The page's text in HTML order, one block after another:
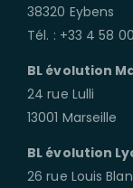
38320 Eybens
Tél. : +33 4 58
BL évolution
24 rue Lulli
13001 Marseille
BL évolution
26 rue Louis